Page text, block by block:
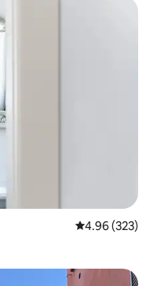
औसत रेटिंग 5 में से
4.96 (323)